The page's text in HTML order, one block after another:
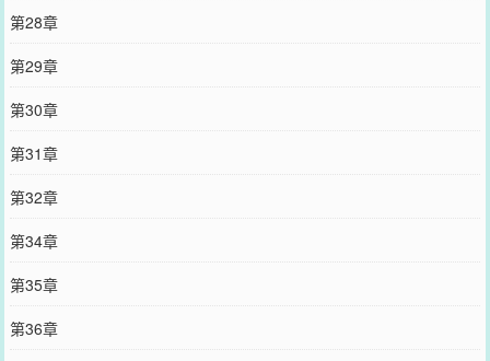
第28章
第29章
第30章
第31章
第32章
第34章
第35章
第36章